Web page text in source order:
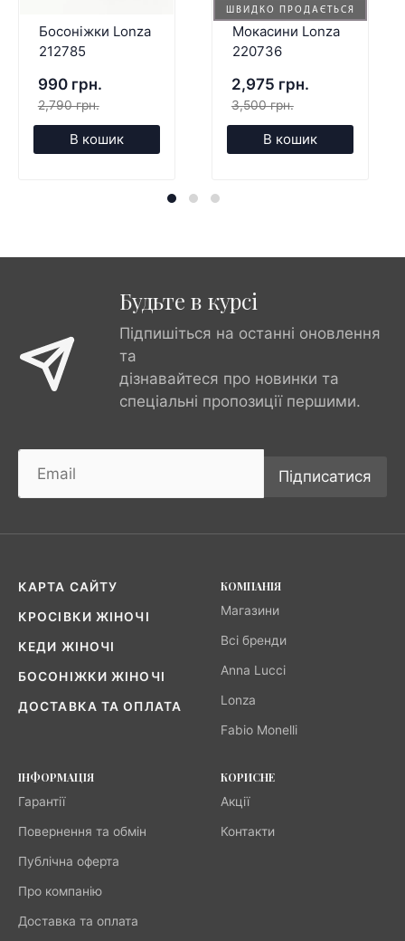
Босоніжки Lonza
212785
990 грн.
2,790 грн.
В кошик
ШВИДКО ПРОДАЄТЬСЯ
Мокасини Lonza
220736
2,975 грн.
3,500 грн.
В кошик
Будьте в курсі
Підпишіться на останні оновлення
та
дізнавайтеся про новинки та
спеціальні пропозиції першими.
Підписатися
КАРТА САЙТУ
КРОСІВКИ ЖІНОЧІ
КЕДИ ЖІНОЧІ
БОСОНІЖКИ ЖІНОЧІ
ДОСТАВКА ТА ОПЛАТА
КОМПАНІЯ
Магазини
Всі бренди
Anna Lucci
Lonza
Fabio Monelli
ІНФОРМАЦІЯ
Гарантії
Повернення та обмін
Публічна оферта
Про компанію
Доставка та оплата
КОРИСНЕ
Акції
Контакти